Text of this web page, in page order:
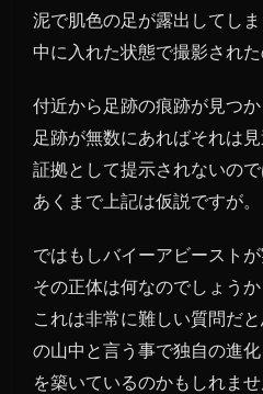
泥で肌色の足が露出してし
中に入れた状態で撮影された
付近から足跡の痕跡が見つ
足跡が無数にあればそれは
証拠として提示されないので
あくまで上記は仮説ですが。
ではもしバイーアビースト
その正体は何なのでしょうか
これは非常に難しい質問だ
の山中と言う事で独自の進
を築いているのかもしれませ